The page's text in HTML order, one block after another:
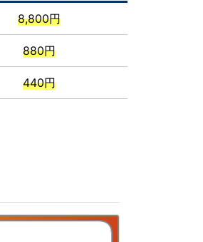
8,800円
880円
440円